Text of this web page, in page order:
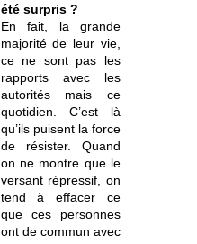
été surpris ?
En fait, la grande
majorité de leur vie,
ce ne sont pas les
rapports avec les
autorités mais ce
quotidien. C’est là
qu’ils puisent la force
de résister. Quand
on ne montre que le
versant répressif, on
tend à effacer ce
que ces personnes
ont de commun avec